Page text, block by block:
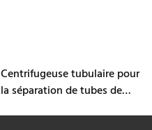
Centrifugeuse tubulaire pour
la séparation de tubes de